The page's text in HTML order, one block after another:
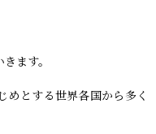
ます。
めとする世界各国から多く